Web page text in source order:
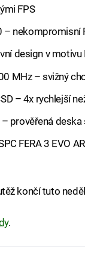
FPS
nekompromisní
design v motivu
MHz – svižný
– 4x rychlejší
prověřená
FERA 3 EVO
končí tuto
.